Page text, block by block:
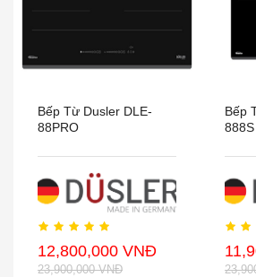
Bếp Từ Dusler DLE-
88PRO
12,800,000 VNĐ
23,900,000 VNĐ
Bếp
888S